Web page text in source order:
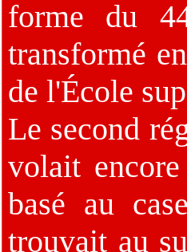
forme du
transformé
de l'École
Le second
volait
basé au
trouvait au